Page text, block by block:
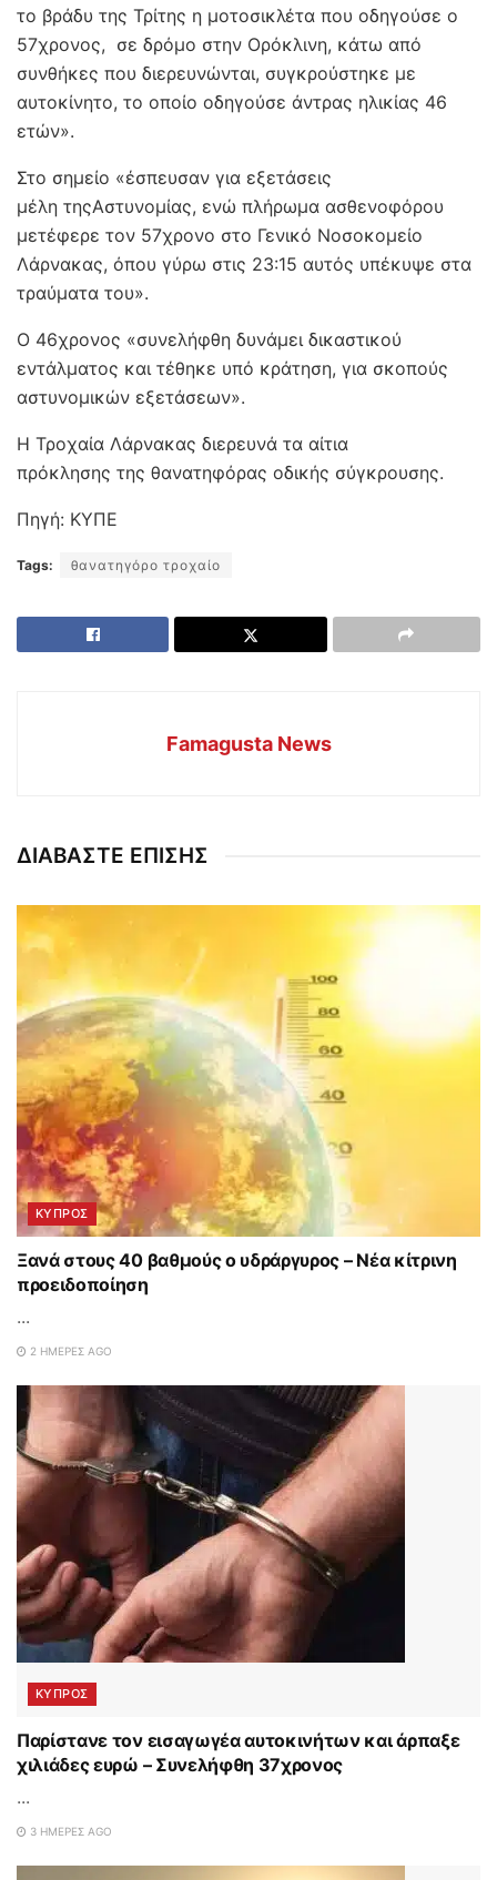
το βράδυ της Τρίτης η μοτοσικλέτα που οδηγούσε ο
57χρονος, σε δρόμο στην Ορόκλινη, κάτω από
συνθήκες που διερευνώνται, συγκρούστηκε με
αυτοκίνητο, το οποίο οδηγούσε άντρας ηλικίας 46
ετών».
Στο σημείο «έσπευσαν για εξετάσεις
μέλη τηςΑστυνομίας, ενώ πλήρωμα ασθενοφόρου
μετέφερε τον 57χρονο στο Γενικό Νοσοκομείο
Λάρνακας, όπου γύρω στις 23:15 αυτός υπέκυψε στα
τραύματα του».
Ο 46χρονος «συνελήφθη δυνάμει δικαστικού
εντάλματος και τέθηκε υπό κράτηση, για σκοπούς
αστυνομικών εξετάσεων».
Η Τροχαία Λάρνακας διερευνά τα αίτια
πρόκλησης της θανατηφόρας οδικής σύγκρουσης.
Πηγή: ΚΥΠΕ
Tags: θανατηγόρο τροχαίο
Famagusta News
ΔΙΑΒΑΣΤΕ ΕΠΙΣΗΣ
ΚΥΠΡΟΣ
Ξανά στους 40 βαθμούς ο υδράργυρος – Νέα κίτρινη
προειδοποίηση
...
2 ΗΜΈΡΕΣ AGO
ΚΥΠΡΟΣ
Παρίστανε τον εισαγωγέα αυτοκινήτων και άρπαξε
χιλιάδες ευρώ – Συνελήφθη 37χρονος
...
3 ΗΜΈΡΕΣ AGO